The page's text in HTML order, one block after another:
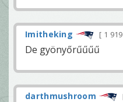
Imitheking 1 919
De gyönyőrűűűű
darthmushroom